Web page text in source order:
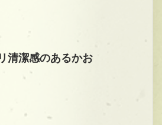
清潔感のあるかお